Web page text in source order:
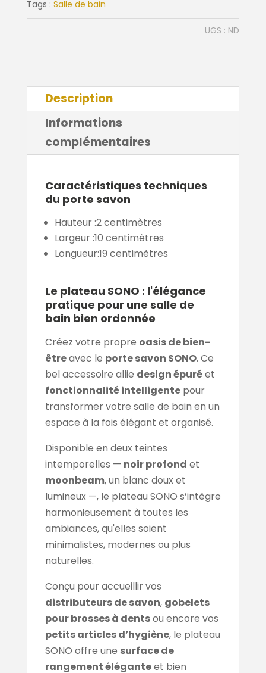
SONO
Tags : Salle de bain
UGS : ND
Description
Informations
complémentaires
Caractéristiques techniques
du porte savon
Hauteur :2 centimètres
Largeur :10 centimètres
Longueur:19 centimètres
Le plateau SONO : l'élégance
pratique pour une salle de
bain bien ordonnée
Créez votre propre oasis de bien-
êtreavec le porte savon SONO. Ce
bel accessoire allie design épuréet
fonctionnalité intelligentepour
transformer votre salle de bain en un
espace à la fois élégant et organisé.
Disponible en deux teintes
intemporelles — noir profond et
moonbeam, un blanc doux et
lumineux —, le plateau SONO s’intègre
harmonieusement à toutes les
ambiances, qu'elles soient
minimalistes, modernes ou plus
naturelles.
Conçu pour accueillir vos
distributeurs de savon, gobelets
pour brosses à dentsou encore vos
petits articles d’hygiène, le plateau
SONO offre une surface de
rangement éléganteet bien